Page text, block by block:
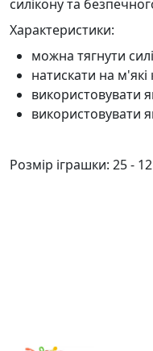
силікону та
Характеристики:
можна тягнути
натискати на м'які
використовувати
використовувати
Розмір іграшки: 25 -